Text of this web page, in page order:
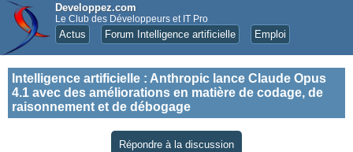
Developpez.com
Le Club des Développeurs et IT Pro
Actus Forum Intelligence artificielle Emploi
Intelligence artificielle : Anthropic lance Claude Opus
4.1 avec des améliorations en matière de codage, de
raisonnement et de débogage
Répondre à la discussion